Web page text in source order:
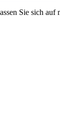
Sie sich auf